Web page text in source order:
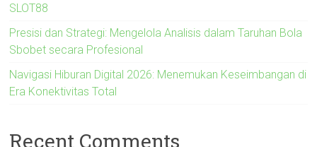
SLOT88
Presisi dan Strategi: Mengelola Analisis dalam Taruhan Bola
Sbobet secara Profesional
Navigasi Hiburan Digital 2026: Menemukan Keseimbangan di
Era Konektivitas Total
Recent Comments